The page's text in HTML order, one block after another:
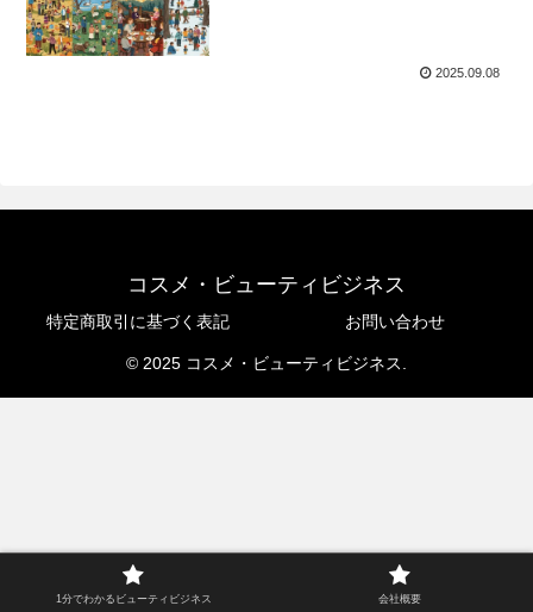
2025.09.08
コスメ・ビューティビジネス
特定商取引に基づく表記 お問い合わせ
© 2025 コスメ・ビューティビジネス.
1分でわかるビューティビジネス 会社概要